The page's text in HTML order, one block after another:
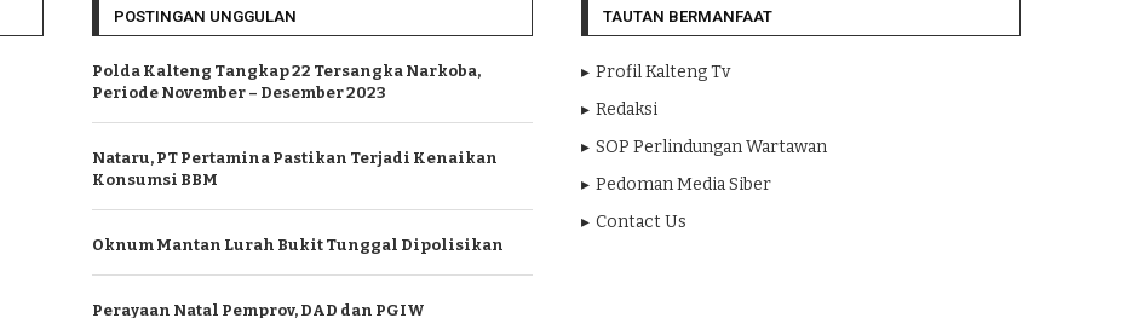
POSTINGAN UNGGULAN
Polda Kalteng Tangkap 22 Tersangka Narkoba,
Periode November – Desember 2023
Nataru, PT Pertamina Pastikan Terjadi Kenaikan
Konsumsi BBM
Oknum Mantan Lurah Bukit Tunggal Dipolisikan
Perayaan Natal Pemprov, DAD dan PGIW
TAUTAN BERMANFAAT
Profil Kalteng Tv
Redaksi
SOP Perlindungan Wartawan
Pedoman Media Siber
Contact Us